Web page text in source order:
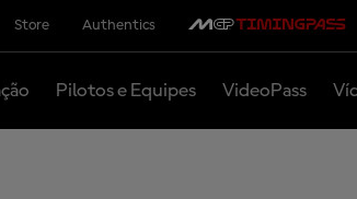
Store Authentics
Pilotos e Equipes VideoPass